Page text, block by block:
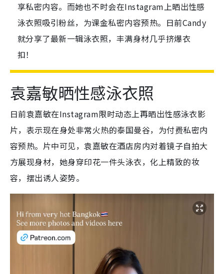
享私密内容。而她也不时会在Instagram上晒出性感
泳衣照吸引粉丝，为课金私密内容预热。日前Candy
就分享了最新一辑泳衣照，丰满身材几乎挤爆衣
扣！
袁嘉敏晒性感泳衣照
日前袁嘉敏在Instagram限时动态上再晒出性感泳衣影
片，表示现在身处非常火热的泰国曼谷，为付费私密内
容预热。片中可见，袁嘉敏在酒店房内对着镜子自拍大
方展现身材，她身穿印花一件头泳衣，化上精致的妆
容，摆出诱人姿势。